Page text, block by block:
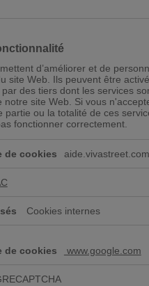
d’améliorer et de
site Web. Ils peuvent être
des tiers dont les services
notre site Web. Si vous
partie ou la totalité de ces
fonctionner correctement.
aide.vivastreet.com
Cookies internes
www.google.com